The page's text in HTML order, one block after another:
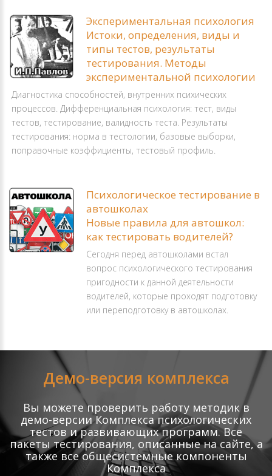
Экспериментальная психология
Истоки, определения, виды и
типы тестов, результаты
тестирования. Методы
экспериментальной психологии
Диагностика способностей, внутренних психических
процессов. Дифференциальная психология: тест, виды
тестов, тестирование, валидность теста. Результаты
тестирования: норма в тестологии, базовые выборки,
поправочные коэффициенты, тестовый профиль.
Психологическое тестирование в
автошколах
Новые правила для автошкол:
как тестировать водителей?
Сегодня перед автошколами встал
вопрос психологического тестирования
пригодности к данной деятельности
водителей, которые проходят подготовку
или переподготовку в автошколах.
Демо-версия комплекса
Вы можете проверить работу методик в
демо-версии Комплекса психологических
тестов и развивающих программ. Все
пакеты тестирования, описанные на сайте, а
также все общесистемные компоненты
Комплекса